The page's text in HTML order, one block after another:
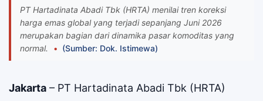
PT Hartadinata Abadi Tbk (HRTA) menilai tren koreksi
harga emas global yang terjadi sepanjang Juni 2026
merupakan bagian dari dinamika pasar komoditas yang
normal.
(Sumber: Dok. Istimewa)
Jakarta – PT Hartadinata Abadi Tbk (HRTA)